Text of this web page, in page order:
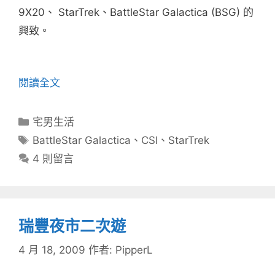
9X20、 StarTrek、BattleStar Galactica (BSG) 的
興致。
閱讀全文
分
類
宅男生活
標
籤
BattleStar Galactica 、 CSI 、 StarTrek
4 則留言
瑞豐夜市二次遊
4 月 18, 2009 作者: PipperL